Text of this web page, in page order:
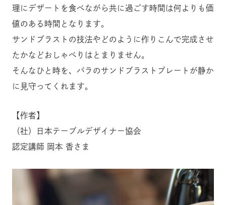
理にデザートを食べながら共に過ごす時間は何よりも価
値のある時間となります。
サンドブラストの技法やどのように作りこんで完成させ
たかなどおしゃべりはとまりません。
そんなひと時を、バラのサンドブラストプレートが静か
に見守ってくれます。
【作者】
（社）日本テーブルデザイナー協会
認定講師 岡本 香さま